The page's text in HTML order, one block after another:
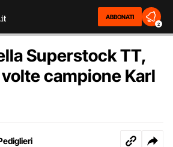
ABBONATI
2
Superstock TT,
campione Karl